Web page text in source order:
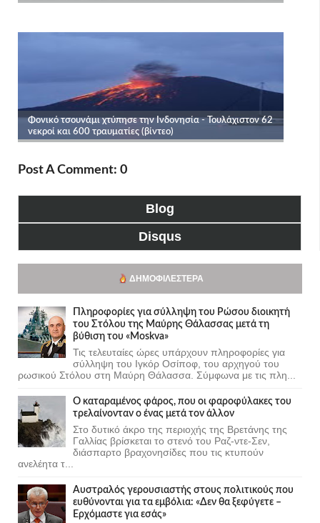
Post A Comment: 0
Blog
Disqus
ΔΗΜΟΦΙΛΈΣΤΕΡΑ
Πληροφορίες για σύλληψη του Ρώσου διοικητή
του Στόλου της Mαύρης Θάλασσας μετά τη
βύθιση του «Moskva»
Τις τελευταίες ώρες υπάρχουν πληροφορίες για
σύλληψη του Ιγκόρ Οσίποφ, του αρχηγού του
ρωσικού Στόλου στη Μαύρη Θάλασσα. Σύμφωνα με τις πλη...
Ο καταραμένος φάρος, που οι φαροφύλακες του
τρελαίνονταν ο ένας μετά τον άλλον
Στο δυτικό άκρο της περιοχής της Βρετάνης της
Γαλλίας βρίσκεται το στενό του Ραζ-ντε-Σεν,
διάσπαρτο βραχονησίδες που τις κτυπούν
ανελέητα τ...
Αυστραλός γερουσιαστής στους πολιτικούς που
ευθύνονται για τα εμβόλια: «Δεν θα ξεφύγετε –
Ερχόμαστε για εσάς»